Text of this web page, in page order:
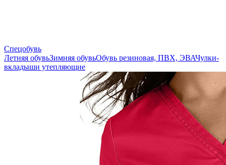
Спецобувь
Летняя обувьЗимняя обувьОбувь резиновая, ПВХ, ЭВАЧулки-
вкладыши утепляющие